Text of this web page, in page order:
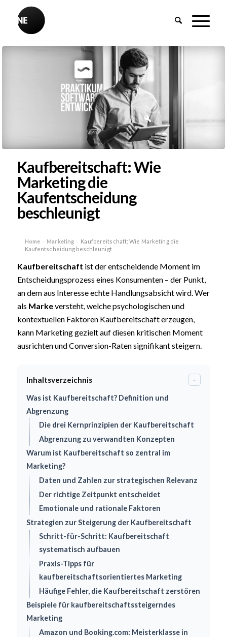
Kaufbereitschaft: Wie
Marketing die
Kaufentscheidung
beschleunigt
Home › Marketing › Kaufbereitschaft: Wie Marketing die
Kaufentscheidung beschleunigt
Kaufbereitschaft ist der entscheidende Moment im
Entscheidungsprozess eines Konsumenten – der Punkt,
an dem aus Interesse echte Handlungsabsicht wird. Wer
als Markeversteht, welche psychologischen und
kontextuellen Faktoren Kaufbereitschaft erzeugen,
kann Marketing gezielt auf diesen kritischen Moment
ausrichten und Conversion-Raten signifikant steigern.
Inhaltsverzeichnis -
Was ist Kaufbereitschaft? Definition und
Abgrenzung
Die drei Kernprinzipien der Kaufbereitschaft
Abgrenzung zu verwandten Konzepten
Warum ist Kaufbereitschaft so zentral im
Marketing?
Daten und Zahlen zur strategischen Relevanz
Der richtige Zeitpunkt entscheidet
Emotionale und rationale Faktoren
Strategien zur Steigerung der Kaufbereitschaft
Schritt-für-Schritt: Kaufbereitschaft
systematisch aufbauen
Praxis-Tipps für
kaufbereitschaftsorientiertes Marketing
Häufige Fehler, die Kaufbereitschaft zerstören
Beispiele für kaufbereitschaftssteigerndes
Marketing
Amazon und Booking.com: Meisterklasse in